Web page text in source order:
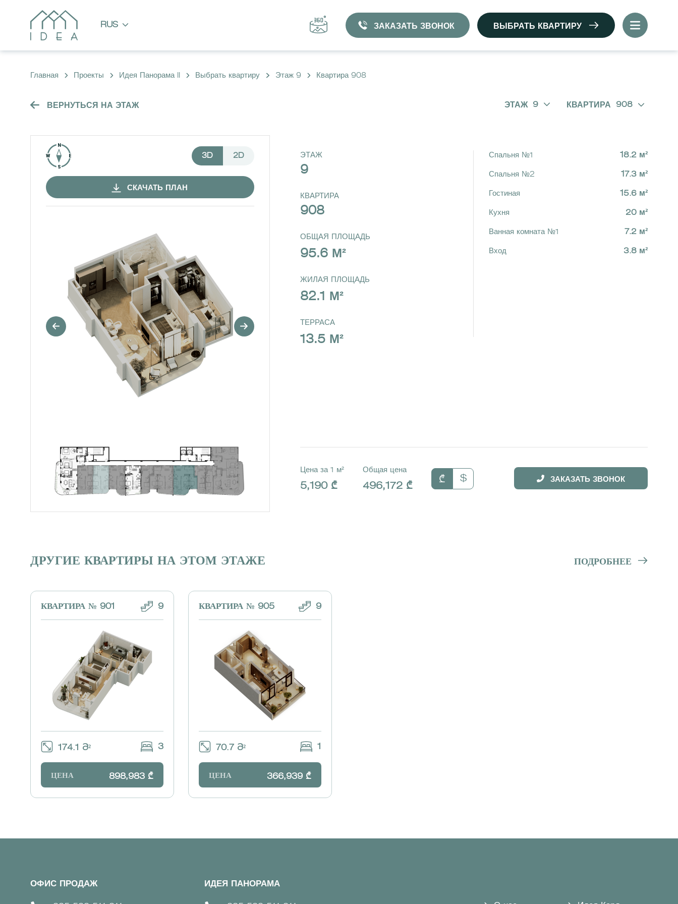
RUS ЗАКАЗАТЬ ЗВОНОК ВЫБРАТЬ КВАРТИРУ
ВЫБРАТЬ КВАРТИРУ
Главная Проекты Идея Панорама II Выбрать квартиру Этаж 9 Квартира 908
ВЕРНУТЬСЯ НА ЭТАЖ ЭТАЖ 9 КВАРТИРА 908
СКАЧАТЬ ПЛАН
3D 2D ЭТАЖ
9
КВАРТИРА
908
ОБЩАЯ ПЛОЩАДЬ
95.6 М²
ЖИЛАЯ ПЛОЩАДЬ
82.1 М²
ТЕРРАСА
13.5 М²
Спальня №1 18.2 м²
Спальня №2 17.3 м²
Гостиная 15.6 м²
Кухня 20 м²
Ванная комната №1 7.2 м²
Вход 3.8 м²
Цена за 1 м²
5,190 ₾
Общая цена
496,172 ₾
₾ $ ЗАКАЗАТЬ ЗВОНОК
ДРУГИЕ КВАРТИРЫ НА ЭТОМ ЭТАЖЕ ПОДРОБНЕЕ
КВАРТИРА № 901 9
174.1 Მ² 3
ЦЕНА 898,983 ₾
КВАРТИРА № 905 9
70.7 Მ² 1
ЦЕНА 366,939 ₾
ОФИС ПРОДАЖ ИДЕЯ ПАНОРАМА